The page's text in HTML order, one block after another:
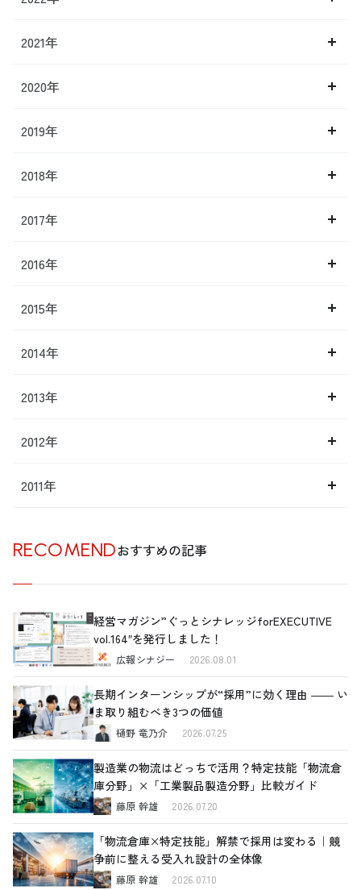
2021年
2020年
2019年
2018年
2017年
2016年
2015年
2014年
2013年
2012年
2011年
RECOMENDおすすめの記事
経営マガジン”ぐっとシナレッジforEXECUTIVE
vol.164″を発行しました！
広報シナジー 2026.08.01
長期インターンシップが“採用”に効く理由 ―― い
ま取り組むべき3つの価値
樋野 竜乃介 2026.07.25
製造業の物流はどっちで活用？特定技能「物流倉
庫分野」×「工業製品製造分野」比較ガイド
藤原 幹雄 2026.07.20
「物流倉庫×特定技能」解禁で採用は変わる｜競
争前に整える受入れ設計の全体像
藤原 幹雄 2026.07.10